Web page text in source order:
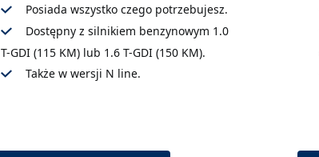
Posiada wszystko czego potrzebujesz.
Dostępny z silnikiem benzynowym 1.0
T-GDI (115 KM) lub 1.6 T-GDI (150 KM).
Także w wersji N line.